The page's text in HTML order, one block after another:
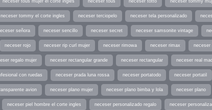
neceser tous mujer el corte ingles neceser tous neceser totto neceser tommy
neceser tommy el corte ingles neceser terciopelo neceser tela personalizado
señora neceser sencillo neceser secret neceser samsonite vintage
neceser rojo neceser rip curl mujer neceser rimowa neceser rimax neceser
regalo mujer neceser rectangular grande neceser rectangular neceser real
con ruedas neceser prada luna rossa neceser portatodo neceser portatil
avion neceser plano mujer neceser plano bimba y lola neceser plano
neceser piel hombre el corte ingles neceser personalizado regalo neceser